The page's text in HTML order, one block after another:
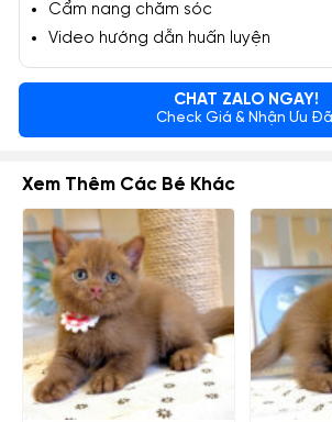
Cẩm nang chăm sóc
Video hướng dẫn huấn luyện
CHAT ZALO NGAY!
Check Giá & Nhận Ưu
Xem Thêm Các Bé Khác